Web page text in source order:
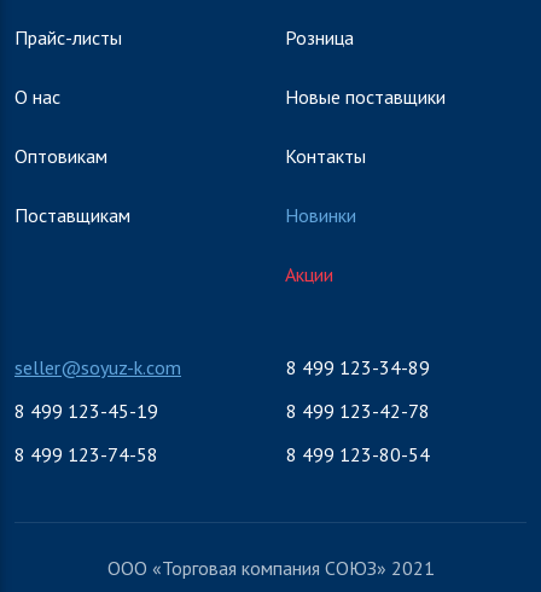
Прайс-листы
О нас
Оптовикам
Поставщикам
Розница
Новые поставщики
Контакты
Новинки
Акции
seller@soyuz-k.com
8 499 123-34-89
8 499 123-45-19
8 499 123-42-78
8 499 123-74-58
8 499 123-80-54
ООО «Торговая компания СОЮЗ» 2021